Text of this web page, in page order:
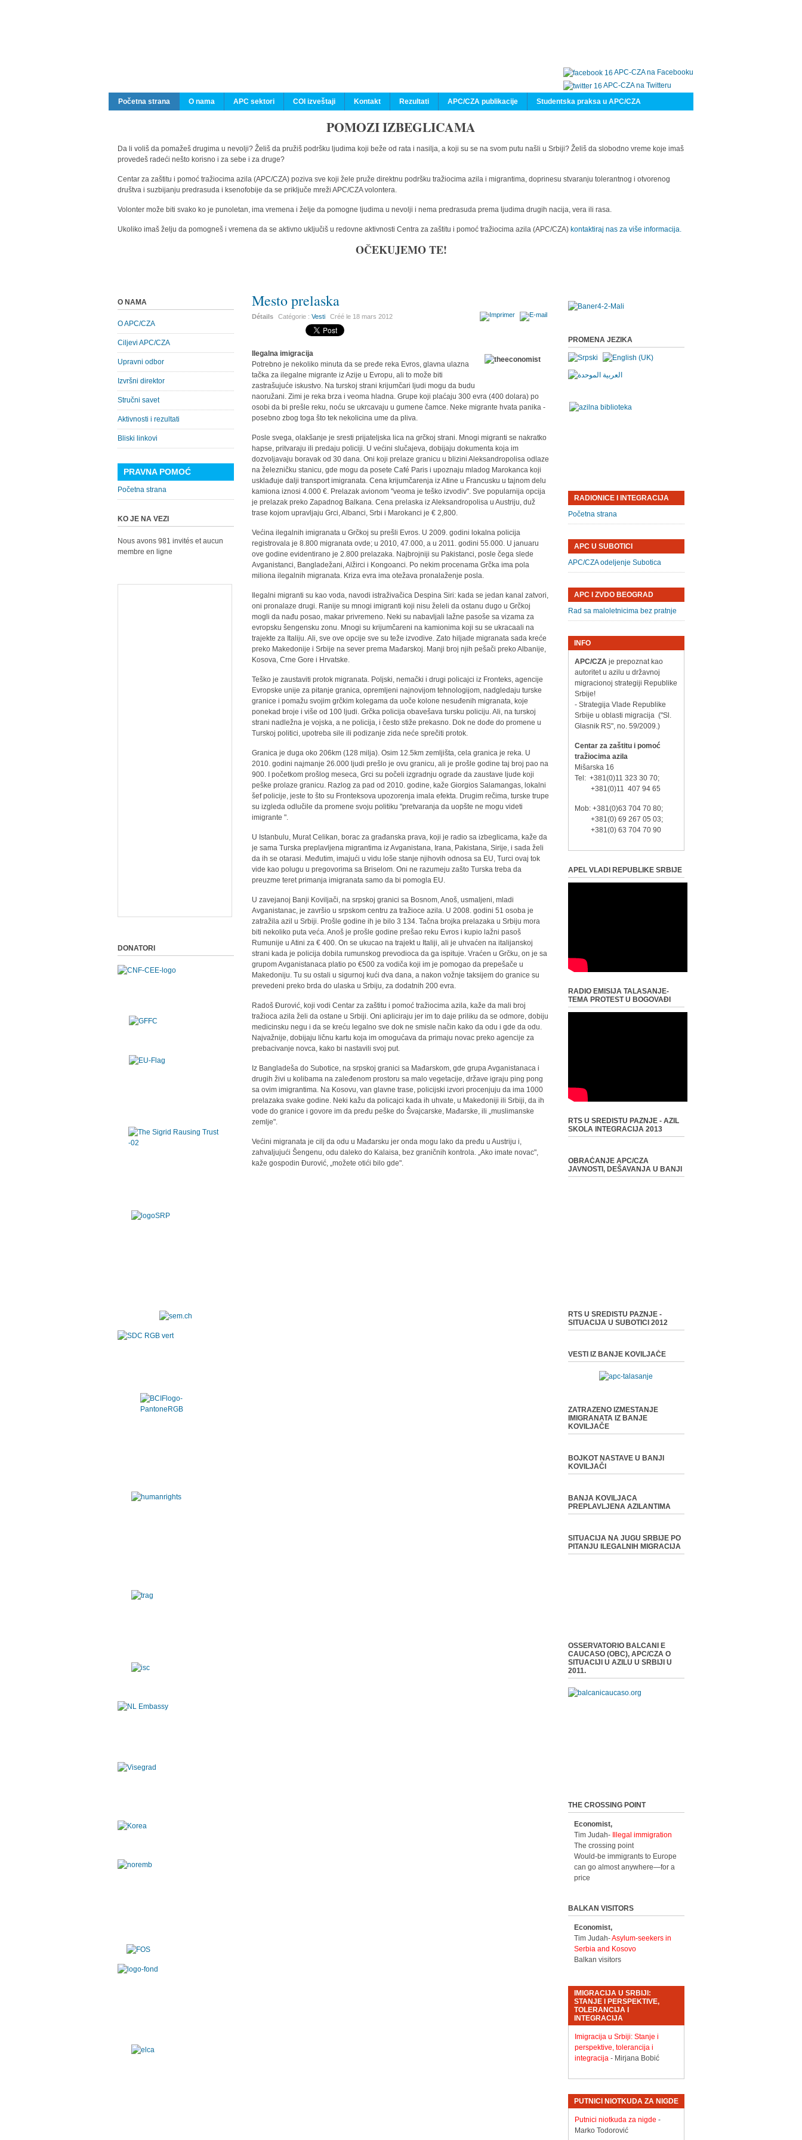
APC-CZA na Facebooku
APC-CZA na Twitteru
Početna strana
O nama APC sektori COI izveštaji Kontakt Rezultati APC/CZA publikacije Studentska praksa u APC/CZA
POMOZI IZBEGLICAMA
Da li voliš da pomažeš drugima u nevolji? Želiš da pružiš podršku ljudima koji beže od rata i nasilja, a koji su se na svom putu našli u Srbiji? Želiš da slobodno vreme koje imaš
provedeš radeći nešto korisno i za sebe i za druge?
Centar za zaštitu i pomoć tražiocima azila (APC/CZA) poziva sve koji žele pruže direktnu podršku tražiocima azila i migrantima, doprinesu stvaranju tolerantnog i otvorenog
društva i suzbijanju predrasuda i ksenofobije da se priključe mreži APC/CZA volontera.
Volonter može biti svako ko je punoletan, ima vremena i želje da pomogne ljudima u nevolji i nema predrasuda prema ljudima drugih nacija, vera ili rasa.
Ukoliko imaš želju da pomogneš i vremena da se aktivno uključiš u redovne aktivnosti Centra za zaštitu i pomoć tražiocima azila (APC/CZA) kontaktiraj nas za više informacija.
OČEKUJEMO TE!
Mesto prelaska
Détails Catégorie :Vesti Créé le 18 mars 2012
Ilegalna imigracija
Potrebno je nekoliko minuta da se pređe reka Evros, glavna ulazna
tačka za ilegalne migrante iz Azije u Evropu, ali to može biti
zastrašujuće iskustvo. Na turskoj strani krijumčari ljudi mogu da budu
naoružani. Zimi je reka brza i veoma hladna. Grupe koji plaćaju 300 evra (400 dolara) po
osobi da bi prešle reku, noću se ukrcavaju u gumene čamce. Neke migrante hvata panika -
posebno zbog toga što tek nekolicina ume da pliva.
Posle svega, olakšanje je sresti prijateljska lica na grčkoj strani. Mnogi migranti se nakratko
hapse, pritvaraju ili predaju policiji. U većini slučajeva, dobijaju dokumenta koja im
dozvoljavaju boravak od 30 dana. Oni koji prelaze granicu u blizini Aleksandropolisa odlaze
na železničku stanicu, gde mogu da posete Café Paris i upoznaju mladog Marokanca koji
usklađuje dalji transport imigranata. Cena krijumčarenja iz Atine u Francusku u tajnom delu
kamiona iznosi 4.000 €. Prelazak avionom "veoma je teško izvodiv". Sve popularnija opcija
je prelazak preko Zapadnog Balkana. Cena prelaska iz Aleksandropolisa u Austriju, duž
trase kojom upravljaju Grci, Albanci, Srbi i Marokanci je € 2,800.
Većina ilegalnih imigranata u Grčkoj su prešli Evros. U 2009. godini lokalna policija
registrovala je 8.800 migranata ovde; u 2010, 47.000, a u 2011. godini 55.000. U januaru
ove godine evidentirano je 2.800 prelazaka. Najbrojniji su Pakistanci, posle čega slede
Avganistanci, Bangladežani, Alžirci i Kongoanci. Po nekim procenama Grčka ima pola
miliona ilegalnih migranata. Kriza evra ima otežava pronalaženje posla.
Ilegalni migranti su kao voda, navodi istraživačica Despina Siri: kada se jedan kanal zatvori,
oni pronalaze drugi. Ranije su mnogi imigranti koji nisu želeli da ostanu dugo u Grčkoj
mogli da nađu posao, makar privremeno. Neki su nabavljali lažne pasoše sa vizama za
evropsku šengensku zonu. Mnogi su krijumčareni na kamionima koji su se ukracaali na
trajekte za Italiju. Ali, sve ove opcije sve su teže izvodive. Zato hiljade migranata sada kreće
preko Makedonije i Srbije na sever prema Mađarskoj. Manji broj njih pešači preko Albanije,
Kosova, Crne Gore i Hrvatske.
Teško je zaustaviti protok migranata. Poljski, nemački i drugi policajci iz Fronteks, agencije
Evropske unije za pitanje granica, opremljeni najnovijom tehnologijom, nadgledaju turske
granice i pomažu svojim grčkim kolegama da uoče kolone nesuđenih migranata, koje
ponekad broje i više od 100 ljudi. Grčka policija obavešava tursku policiju. Ali, na turskoj
strani nadležna je vojska, a ne policija, i često stiže prekasno. Dok ne dođe do promene u
Turskoj politici, upotreba sile ili podizanje zida neće sprečiti protok.
Granica je duga oko 206km (128 milja). Osim 12.5km zemljišta, cela granica je reka. U
2010. godini najmanje 26.000 ljudi prešlo je ovu granicu, ali je prošle godine taj broj pao na
900. I početkom prošlog meseca, Grci su počeli izgradnju ograde da zaustave ljude koji
peške prolaze granicu. Razlog za pad od 2010. godine, kaže Giorgios Salamangas, lokalni
šef policije, jeste to što su Fronteksova upozorenja imala efekta. Drugim rečima, turske trupe
su izgleda odlučile da promene svoju politiku "pretvaranja da uopšte ne mogu videti
imigrante ".
U Istanbulu, Murat Celikan, borac za građanska prava, koji je radio sa izbeglicama, kaže da
je sama Turska preplavljena migrantima iz Avganistana, Irana, Pakistana, Sirije, i sada želi
da ih se otarasi. Međutim, imajući u vidu loše stanje njihovih odnosa sa EU, Turci ovaj tok
vide kao polugu u pregovorima sa Briselom. Oni ne razumeju zašto Turska treba da
preuzme teret primanja imigranata samo da bi pomogla EU.
U zavejanoj Banji Koviljači, na srpskoj granici sa Bosnom, Anoš, usmaljeni, mladi
Avganistanac, je završio u srpskom centru za tražioce azila. U 2008. godini 51 osoba je
zatražila azil u Srbiji. Prošle godine ih je bilo 3 134. Tačna brojka prelazaka u Srbiju mora
biti nekoliko puta veća. Anoš je prošle godine prešao reku Evros i kupio lažni pasoš
Rumunije u Atini za € 400. On se ukucao na trajekt u Italiji, ali je uhvaćen na italijanskoj
strani kada je policija dobila rumunskog prevodioca da ga ispituje. Vraćen u Grčku, on je sa
grupom Avganistanaca platio po €500 za vodiča koji im je pomogao da prepešače u
Makedoniju. Tu su ostali u sigurnoj kući dva dana, a nakon vožnje taksijem do granice su
prevedeni preko brda do ulaska u Srbiju, za dodatnih 200 evra.
Radoš Đurović, koji vodi Centar za zaštitu i pomoć tražiocima azila, kaže da mali broj
tražioca azila želi da ostane u Srbiji. Oni apliciraju jer im to daje priliku da se odmore, dobiju
medicinsku negu i da se kreću legalno sve dok ne smisle način kako da odu i gde da odu.
Najvažnije, dobijaju ličnu kartu koja im omogućava da primaju novac preko agencije za
prebacivanje novca, kako bi nastavili svoj put.
Iz Bangladeša do Subotice, na srpskoj granici sa Mađarskom, gde grupa Avganistanaca i
drugih živi u kolibama na zaleđenom prostoru sa malo vegetacije, države igraju ping pong
sa ovim imigrantima. Na Kosovu, van glavne trase, policijski izvori procenjuju da ima 1000
prelazaka svake godine. Neki kažu da policajci kada ih uhvate, u Makedoniji ili Srbiji, da ih
vode do granice i govore im da pređu peške do Švajcarske, Mađarske, ili „muslimanske
zemlje".
Većini migranata je cilj da odu u Mađarsku jer onda mogu lako da pređu u Austriju i,
zahvaljujući Šengenu, odu daleko do Kalaisa, bez graničnih kontrola. „Ako imate novac",
kaže gospodin Đurović, „možete otići bilo gde".
O NAMA
O APC/CZA
Ciljevi APC/CZA
Upravni odbor
Izvršni direktor
Stručni savet
Aktivnosti i rezultati
Bliski linkovi
PRAVNA POMOĆ
Početna strana
KO JE NA VEZI
Nous avons 981 invités et aucun
membre en ligne
DONATORI
PROMENA JEZIKA
RADIONICE I INTEGRACIJA
Početna strana
APC U SUBOTICI
APC/CZA odeljenje Subotica
APC I ZVDO BEOGRAD
Rad sa maloletnicima bez pratnje
INFO
APC/CZAje prepoznat kao
autoritet u azilu u državnoj
migracionoj strategiji Republike
Srbije!
- Strategija Vlade Republike
Srbije u oblasti migracija ("Sl.
Glasnik RS", no. 59/2009.)
Centar za zaštitu i pomoć
tražiocima azila
Mišarska 16
Tel: +381(0)11 323 30 70;
+381(0)11 407 94 65
Mob: +381(0)63 704 70 80;
+381(0) 69 267 05 03;
+381(0) 63 704 70 90
APEL VLADI REPUBLIKE SRBIJE
RADIO EMISIJA TALASANJE-
TEMA PROTEST U BOGOVAĐI
RTS U SREDISTU PAZNJE - AZIL
SKOLA INTEGRACIJA 2013
OBRAĆANJE APC/CZA
JAVNOSTI, DEŠAVANJA U BANJI
RTS U SREDISTU PAZNJE -
SITUACIJA U SUBOTICI 2012
VESTI IZ BANJE KOVILJAČE
ZATRAZENO IZMESTANJE
IMIGRANATA IZ BANJE
KOVILJAČE
BOJKOT NASTAVE U BANJI
KOVILJAČI
BANJA KOVILJACA
PREPLAVLJENA AZILANTIMA
SITUACIJA NA JUGU SRBIJE PO
PITANJU ILEGALNIH MIGRACIJA
OSSERVATORIO BALCANI E
CAUCASO (OBC), APC/CZA O
SITUACIJI U AZILU U SRBIJI U
2011.
THE CROSSING POINT
Economist,
Tim Judah-
Illegal immigration
The crossing point
Would-be immigrants to Europe
can go almost anywhere—for a
price
BALKAN VISITORS
Economist,
Tim Judah-Asylum-seekers in
Serbia and Kosovo
Balkan visitors
IMIGRACIJA U SRBIJI:
STANJE I PERSPEKTIVE,
TOLERANCIJA I
INTEGRACIJA
Imigracija u Srbiji: Stanje i
perspektive, tolerancija i
integracija- Mirjana Bobić
PUTNICI NIOTKUDA ZA NIGDE
Putnici niotkuda za nigde -
Marko Todorović